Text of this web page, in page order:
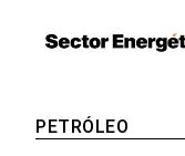
PETRÓLEO